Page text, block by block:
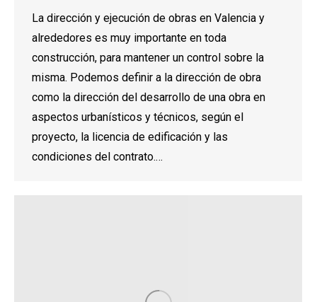
La dirección y ejecución de obras en Valencia y
alrededores es muy importante en toda
construcción, para mantener un control sobre la
misma. Podemos definir a la dirección de obra
como la dirección del desarrollo de una obra en
aspectos urbanísticos y técnicos, según el
proyecto, la licencia de edificación y las
condiciones del contrato.…